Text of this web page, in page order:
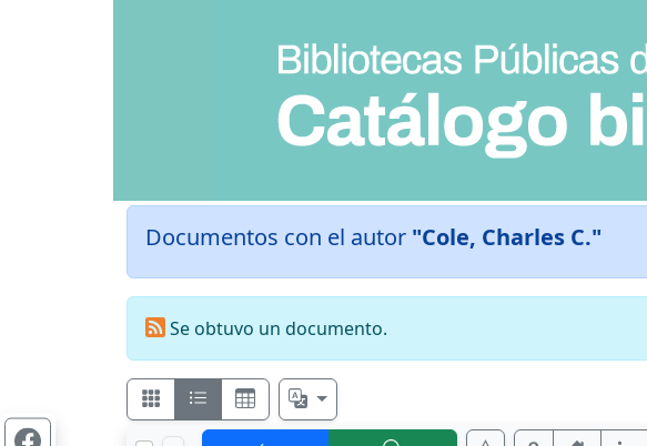
Documentos con el autor "Cole, Charles C."
Se obtuvo un documento.